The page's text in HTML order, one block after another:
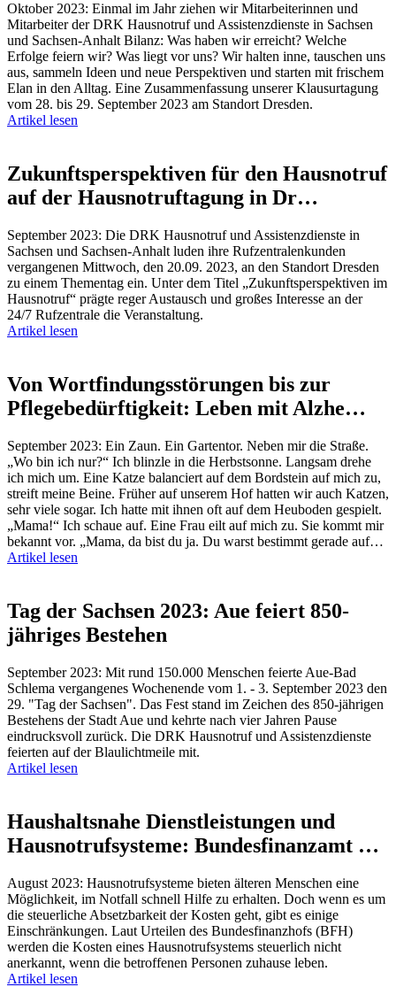
Oktober 2023: Einmal im Jahr ziehen wir Mitarbeiterinnen und
Mitarbeiter der DRK Hausnotruf und Assistenzdienste in Sachsen
und Sachsen-Anhalt Bilanz: Was haben wir erreicht? Welche
Erfolge feiern wir? Was liegt vor uns? Wir halten inne, tauschen uns
aus, sammeln Ideen und neue Perspektiven und starten mit frischem
Elan in den Alltag. Eine Zusammenfassung unserer Klausurtagung
vom 28. bis 29. September 2023 am Standort Dresden.
Artikel lesen
Zukunftsperspektiven für den Hausnotruf
auf der Hausnotruftagung in Dr…
September 2023: Die DRK Hausnotruf und Assistenzdienste in
Sachsen und Sachsen-Anhalt luden ihre Rufzentralenkunden
vergangenen Mittwoch, den 20.09. 2023, an den Standort Dresden
zu einem Thementag ein. Unter dem Titel „Zukunftsperspektiven im
Hausnotruf“ prägte reger Austausch und großes Interesse an der
24/7 Rufzentrale die Veranstaltung.
Artikel lesen
Von Wortfindungsstörungen bis zur
Pflegebedürftigkeit: Leben mit Alzhe…
September 2023: Ein Zaun. Ein Gartentor. Neben mir die Straße.
„Wo bin ich nur?“ Ich blinzle in die Herbstsonne. Langsam drehe
ich mich um. Eine Katze balanciert auf dem Bordstein auf mich zu,
streift meine Beine. Früher auf unserem Hof hatten wir auch Katzen,
sehr viele sogar. Ich hatte mit ihnen oft auf dem Heuboden gespielt.
„Mama!“ Ich schaue auf. Eine Frau eilt auf mich zu. Sie kommt mir
bekannt vor. „Mama, da bist du ja. Du warst bestimmt gerade auf…
Artikel lesen
Tag der Sachsen 2023: Aue feiert 850-
jähriges Bestehen
September 2023: Mit rund 150.000 Menschen feierte Aue-Bad
Schlema vergangenes Wochenende vom 1. - 3. September 2023 den
29. "Tag der Sachsen". Das Fest stand im Zeichen des 850-jährigen
Bestehens der Stadt Aue und kehrte nach vier Jahren Pause
eindrucksvoll zurück. Die DRK Hausnotruf und Assistenzdienste
feierten auf der Blaulichtmeile mit.
Artikel lesen
Haushaltsnahe Dienstleistungen und
Hausnotrufsysteme: Bundesfinanzamt …
August 2023: Hausnotrufsysteme bieten älteren Menschen eine
Möglichkeit, im Notfall schnell Hilfe zu erhalten. Doch wenn es um
die steuerliche Absetzbarkeit der Kosten geht, gibt es einige
Einschränkungen. Laut Urteilen des Bundesfinanzhofs (BFH)
werden die Kosten eines Hausnotrufsystems steuerlich nicht
anerkannt, wenn die betroffenen Personen zuhause leben.
Artikel lesen